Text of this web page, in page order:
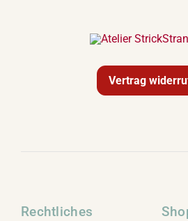
Vertrag
Rechtliches